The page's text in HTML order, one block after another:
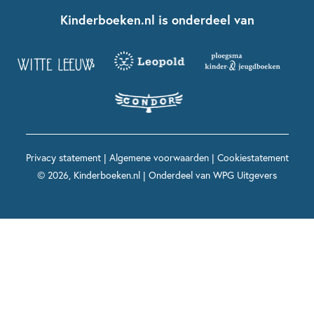
Kinderboeken diversiteit
Grappige kinderboeken
Spannende kinderboeken
Boekentips 12+ jaar
Voor volwassenen
Spekkie en Sproet
Maxi & Helium
Voor het onderwijs
Kinderboeken.nl is onderdeel van
Privacy statement| Algemene voorwaarden| Cookiestatement
© 2026, Kinderboeken.nl | Onderdeel van WPG Uitgevers